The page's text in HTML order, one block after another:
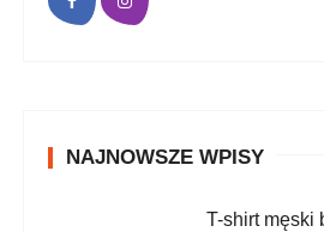
NAJNOWSZE WPISY
T-shirt męski